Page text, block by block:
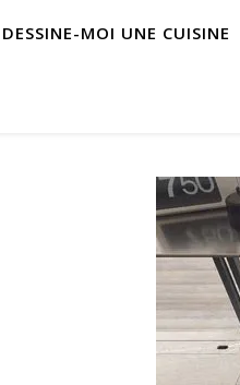
DESSINE-MOI UNE CUISINE